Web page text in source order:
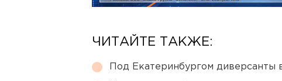
ЧИТАЙТЕ ТАКЖЕ:
Под Екатеринбургом диверсанты